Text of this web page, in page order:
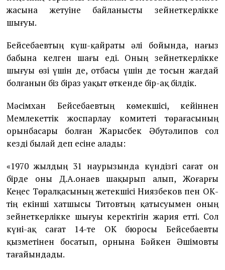
жасына жетуіне байланысты зейнеткерлікке
шығуы.
Бейсебаевтың күш-қайраты әлі бойында, нағыз
бабына келген шағы еді. Оның зейнеткерлікке
шығуы өзі үшін де, отбасы үшін де тосын жағдай
болғанын біз біраз уақыт өткенде бір-ақ білдік.
Мәсімхан Бейсебаевтың көмекшісі, кейіннен
Мемлекеттік жоспарлау комитеті төрағасының
орынбасары болған Жарысбек Әбутәлипов сол
кезді былай деп есіне алады:
«1970 жылдың 31 наурызында күндізгі сағат он
бірде оны Д.А.Қонаев шақырып алып, Жоғарғы
Кеңес Төралқасының жетекшісі Ниязбеков пен ОК-
тің екінші хатшысы Титовтың қатысуымен оның
зейнеткерлікке шығуы керектігін жария етті. Сол
күні-ақ сағат 14-те ОК бюросы Бейсебаевты
қызметінен босатып, орнына Бәйкен Әшімовты
тағайындады.